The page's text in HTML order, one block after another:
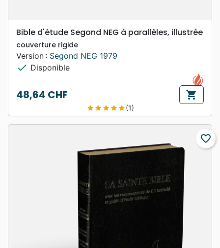
Bible d'étude Segond NEG à parallèles, illustrée
couverture rigide
Version : Segond NEG 1979
check Disponible
Prix
48,64 CHF shopping_cart
star star star star star(1)
favorite_border